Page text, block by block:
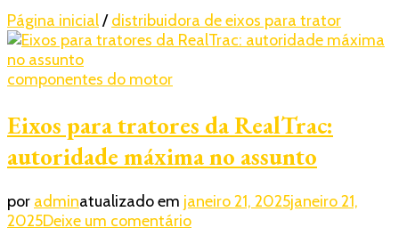
Página inicial/ distribuidora de eixos para trator
componentes do motor
Eixos para tratores da RealTrac:
autoridade máxima no assunto
por adminatualizado em janeiro 21, 2025janeiro 21,
2025Deixe um comentárioem